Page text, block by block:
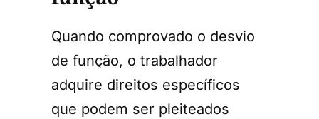
Quando comprovado o desvio
de função, o trabalhador
adquire direitos específicos
que podem ser pleiteados